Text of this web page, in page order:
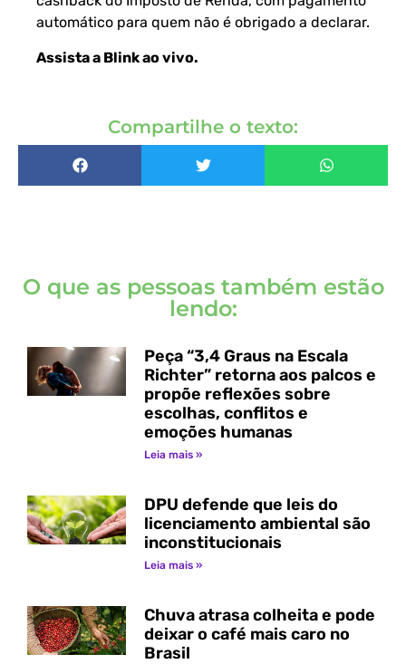
automático para quem não é obrigado a declarar.
Assista a Blink ao vivo.
Compartilhe o texto:
O que as pessoas também estão
lendo:
Peça “3,4 Graus na Escala
Richter” retorna aos palcos e
propõe reflexões sobre
escolhas, conflitos e
emoções humanas
Leia mais »
DPU defende que leis do
licenciamento ambiental são
inconstitucionais
Leia mais »
Chuva atrasa colheita e pode
deixar o café mais caro no
Brasil